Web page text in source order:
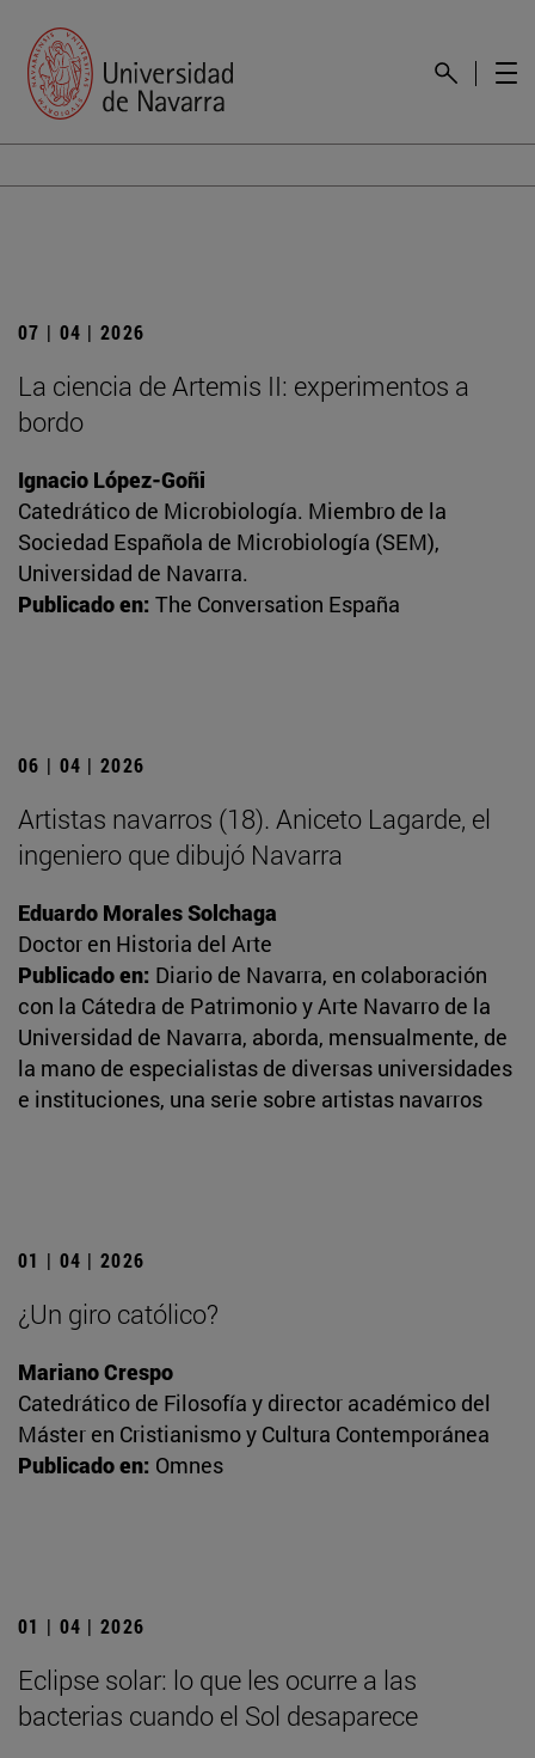
07 | 04 | 2026
La ciencia de Artemis II: experimentos a
bordo
Ignacio López-Goñi
Catedrático de Microbiología. Miembro de la
Sociedad Española de Microbiología (SEM),
Universidad de Navarra.
Publicado en: The Conversation España
06 | 04 | 2026
Artistas navarros (18). Aniceto Lagarde, el
ingeniero que dibujó Navarra
Eduardo Morales Solchaga
Doctor en Historia del Arte
Publicado en: Diario de Navarra, en colaboración
con la Cátedra de Patrimonio y Arte Navarro de la
Universidad de Navarra, aborda, mensualmente, de
la mano de especialistas de diversas universidades
e instituciones, una serie sobre artistas navarros
01 | 04 | 2026
¿Un giro católico?
Mariano Crespo
Catedrático de Filosofía y director académico del
Máster en Cristianismo y Cultura Contemporánea
Publicado en: Omnes
01 | 04 | 2026
Eclipse solar: lo que les ocurre a las
bacterias cuando el Sol desaparece